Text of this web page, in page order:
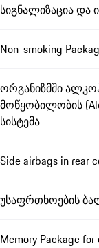
სიგნალიზაცია და
Non-smoking
ორგანიზმში
მოწყობილობის
სისტემა
Side airbags in rear
უსაფრთხოების
Memory Package